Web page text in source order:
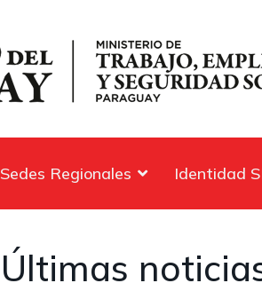
Sedes Regionales Identidad
Últimas